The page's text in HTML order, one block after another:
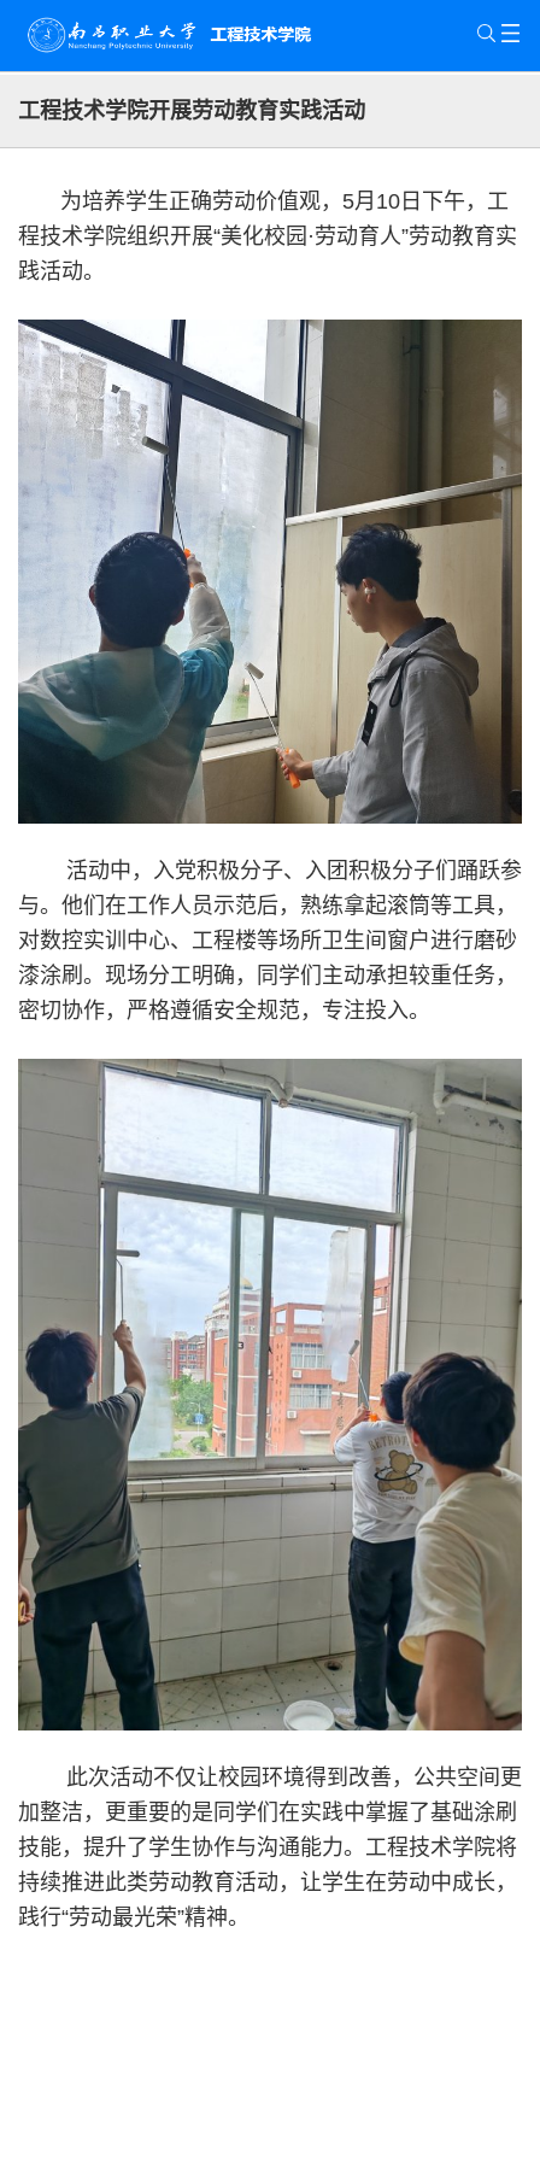
工程技术学院开展劳动教育实践活动
为培养学生正确劳动价值观，5月10日下午，工
程技术学院组织开展“美化校园·劳动育人”劳动教育实
践活动。
活动中，入党积极分子、入团积极分子们踊跃参
与。他们在工作人员示范后，熟练拿起滚筒等工具，
对数控实训中心、工程楼等场所卫生间窗户进行磨砂
漆涂刷。现场分工明确，同学们主动承担较重任务，
密切协作，严格遵循安全规范，专注投入。
此次活动不仅让校园环境得到改善，公共空间更
加整洁，更重要的是同学们在实践中掌握了基础涂刷
技能，提升了学生协作与沟通能力。工程技术学院将
持续推进此类劳动教育活动，让学生在劳动中成长，
践行“劳动最光荣”精神。